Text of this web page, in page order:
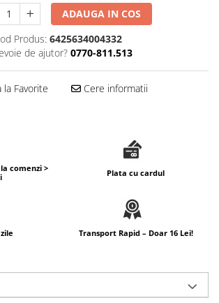
– DIY &
HoReCa &
ADAUGA IN COS
Produs: 6425634004332
de ajutor? 0770-811.513
Favorite Cere informatii
comenzi >
Plata cu cardul
Transport Rapid – Doar 16 Lei!